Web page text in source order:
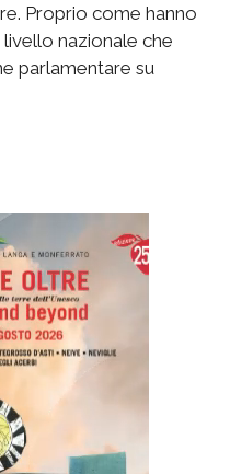
Proprio come hanno
nazionale che
parlamentare su